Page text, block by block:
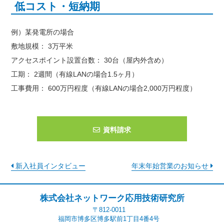
低コスト・短納期
例）某発電所の場合
敷地規模： 3万平米
アクセスポイント設置台数： 30台（屋内外含め）
工期： 2週間（有線LANの場合1.5ヶ月）
工事費用： 600万円程度（有線LANの場合2,000万円程度）
資料請求
新入社員インタビュー 年末年始営業のお知らせ
株式会社ネットワーク応用技術研究所
〒812-0011
福岡市博多区博多駅前1丁目4番4号